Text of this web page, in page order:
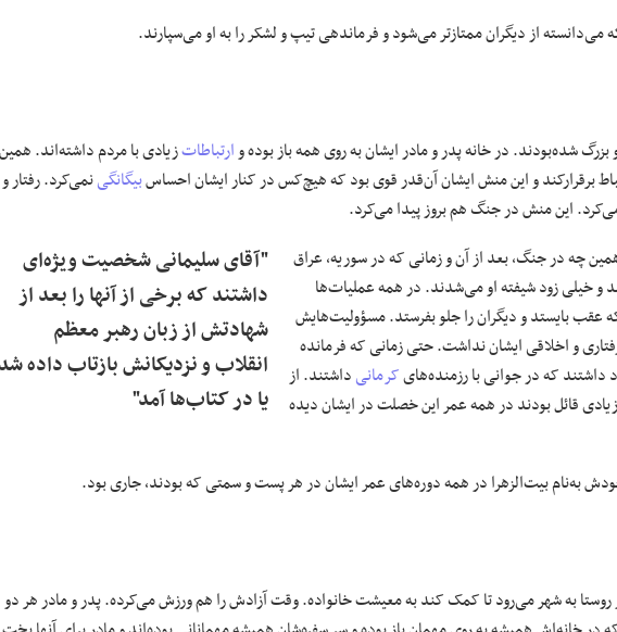
می‌دانسته از دیگران ممتازتر می‌شود و فرماندهی تیپ و لشکر را به او می‌سپارند.
شده‌بودند. در خانه پدر و مادر ایشان به روی همه باز بوده وارتباطاتزیادی با مردم داشته‌اند. همین
برقرارکند و این منش ایشان آن‌قدر قوی بود که هیچ‌کس در کنار ایشان احساسبیگانگینمی‌کرد. رفتار و
این منش در جنگ هم بروز پیدا می‌کرد.
"آقای سلیمانی شخصیت ویژه‌ای
داشتند که برخی از آنها را بعد از
شهادتش از زبان رهبر معظم
انقلاب و نزدیکانش بازتاب داده
یا در کتاب‌ها آمد"
چه در جنگ، بعد از آن و زمانی که در سوریه، عراق
و خیلی زود شیفته او می‌شدند. در همه عملیات‌ها
بایستد و دیگران را جلو بفرستد. مسؤولیت‌هایش
و اخلاقی ایشان نداشت. حتی زمانی که فرمانده
که در جوانی با رزمنده‌هایکرمانیداشتند. از
زیادی قائل بودند در همه عمر این خصلت در ایشان دیده
به‌نام بیت‌الزهرا در همه دوره‌های عمر ایشان در هر پست و سمتی که بودند، جاری بود.
از روستا به شهر می‌رود تا کمک کند به معیشت خانواده. وقت آزادش را هم ورزش می‌کرده. پدر و مادر هر دو